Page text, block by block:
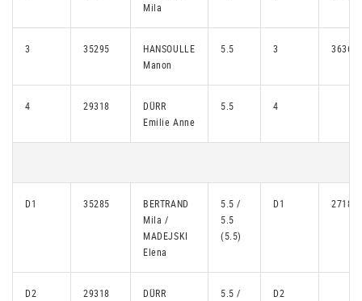
Mila
3 35295
HANSOULLE
Manon
5.5 3 36368
4 29318
DÜRR
Emilie Anne
5.5 4
D1 35285
BERTRAND
Mila /
MADEJSKI
Elena
5.5 /
5.5
(5.5)
D1 27185
D2 29318
DÜRR
5.5 /
D2